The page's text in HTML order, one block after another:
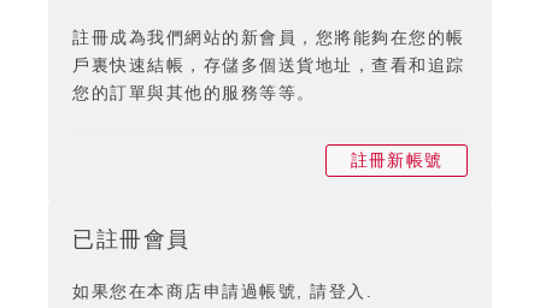
註冊成為我們網站的新會員，您將能夠在您的帳
戶裏快速結帳，存儲多個送貨地址，查看和追踪
您的訂單與其他的服務等等。
註冊新帳號
已註冊會員
如果您在本商店申請過帳號, 請登入.